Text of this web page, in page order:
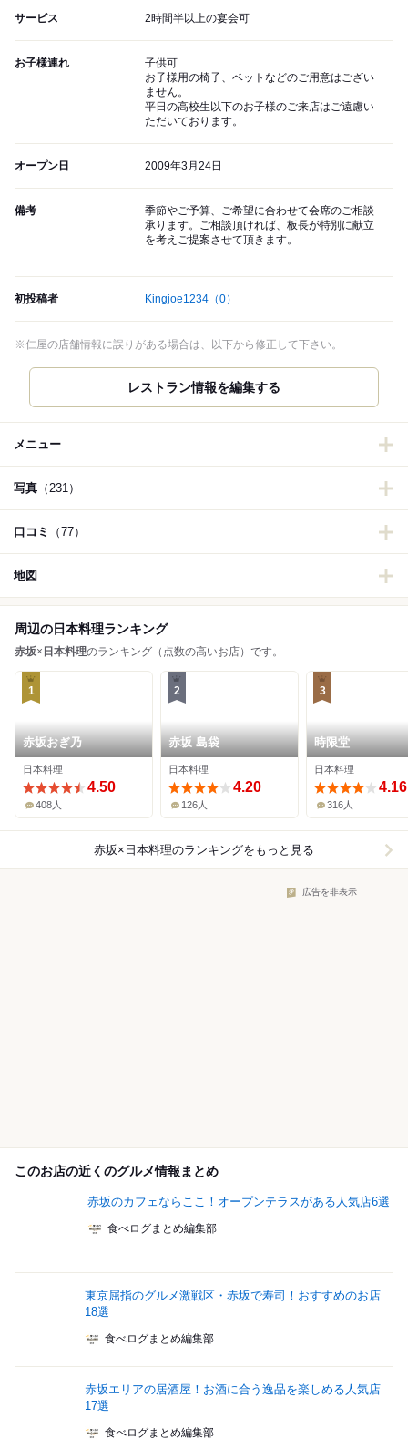
サービス 2時間半以上の宴会可
お子様連れ
子供可
お子様用の椅子、ベットなどのご用意はござい
ません。
平日の高校生以下のお子様のご来店はご遠慮い
ただいております。
オープン日 2009年3月24日
備考
季節やご予算、ご希望に合わせて会席のご相談
承ります。ご相談頂ければ、板長が特別に献立
を考えご提案させて頂きます。
初投稿者 Kingjoe1234 （0）
※仁屋の店舗情報に誤りがある場合は、以下から修正して下さい。
レストラン情報を編集する
メニュー
写真 （231）
口コミ （77）
地図
周辺の日本料理ランキング
赤坂× 日本料理のランキング（点数の高いお店）です。
1
赤坂おぎ乃
日本料理
4.50
408人
2
赤坂 島袋
日本料理
4.20
126人
3
時限堂
日本料理
4.16
316人
赤坂×日本料理のランキングをもっと見る
広告を非表示
このお店の近くのグルメ情報まとめ
赤坂のカフェならここ！オープンテラスがある人気店6選
食べログまとめ編集部
東京屈指のグルメ激戦区・赤坂で寿司！おすすめのお店
18選
食べログまとめ編集部
赤坂エリアの居酒屋！お酒に合う逸品を楽しめる人気店
17選
食べログまとめ編集部